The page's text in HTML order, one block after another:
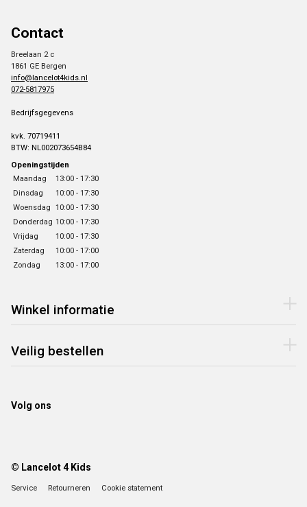
Contact
Breelaan 2 c
1861 GE Bergen
info@lancelot4kids.nl
072-5817975
Bedrijfsgegevens
kvk. 70719411
BTW: NL002073654B84
Openingstijden
Maandag
13:00 - 17:30
Dinsdag
10:00 - 17:30
Woensdag 10:00 - 17:30
Donderdag 10:00 - 17:30
Vrijdag
10:00 - 17:30
Zaterdag
10:00 - 17:00
Zondag
13:00 - 17:00
Winkel informatie
Veilig bestellen
Volg ons
© Lancelot 4 Kids
Service Retourneren Cookie statement